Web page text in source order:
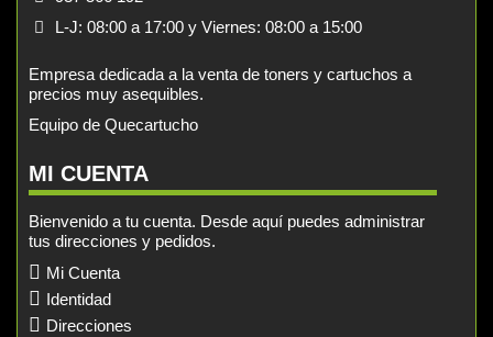
L-J: 08:00 a 17:00 y Viernes: 08:00 a 15:00
Empresa dedicada a la venta de toners y cartuchos a
precios muy asequibles.
Equipo de Quecartucho
MI CUENTA
Bienvenido a tu cuenta. Desde aquí puedes administrar
tus direcciones y pedidos.
Mi Cuenta
Identidad
Direcciones